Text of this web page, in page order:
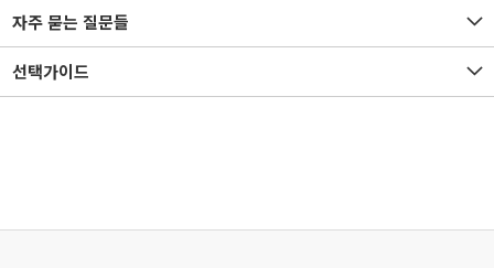
자주 묻는 질문들
선택가이드